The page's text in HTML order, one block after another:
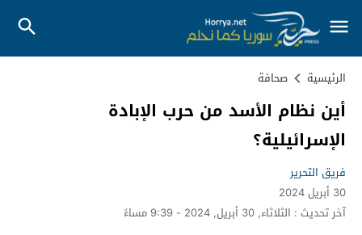
الرئيسية صحافة
أين نظام الأسد من حرب الإبادة
الإسرائيلية؟
فريق التحرير
30 أبريل 2024
آخر تحديث : الثلاثاء, 30 أبريل, 2024 - 9:39 مساءً